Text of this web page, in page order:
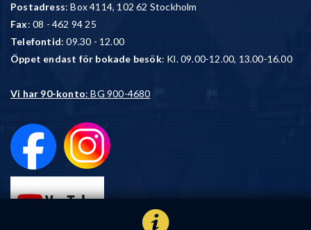
Postadress: Box 4114, 102 62 Stockholm
Fax: 08 - 462 94 25
Telefontid: 09.30 - 12.00
Öppet endast för bokade besök: Kl. 09.00-12.00, 13.00-16.00
Vi har 90-konto: BG 900-4680